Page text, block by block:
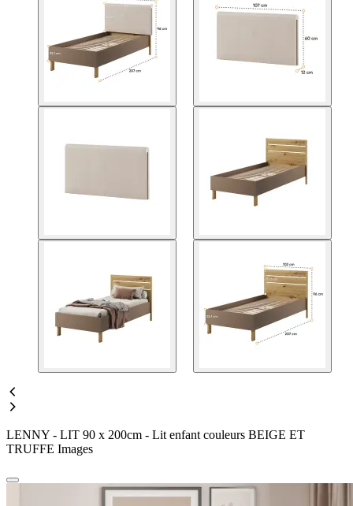
LENNY - LIT 90 x 200cm - Lit enfant couleurs BEIGE ET
TRUFFE Images